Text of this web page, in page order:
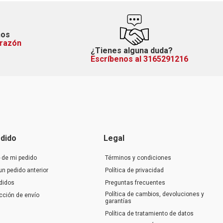
¿Tienes alguna duda?
Escríbenos al 3165291216
de mi pedido
pedido anterior
de envío
Legal
Términos y condiciones
Política de privacidad
Preguntas frecuentes
Política de cambios, devoluciones y
garantías
Política de tratamiento de datos